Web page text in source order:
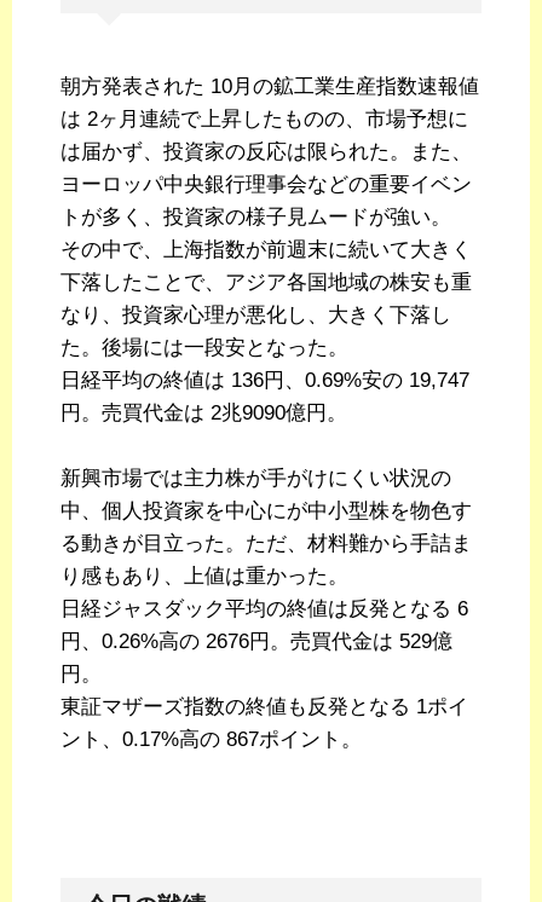
朝方発表された 10月の鉱工業生産指数速報値
は 2ヶ月連続で上昇したものの、市場予想に
は届かず、投資家の反応は限られた。また、
ヨーロッパ中央銀行理事会などの重要イベン
トが多く、投資家の様子見ムードが強い。
その中で、上海指数が前週末に続いて大きく
下落したことで、アジア各国地域の株安も重
なり、投資家心理が悪化し、大きく下落し
た。後場には一段安となった。
日経平均の終値は 136円、0.69%安の 19,747
円。売買代金は 2兆9090億円。
新興市場では主力株が手がけにくい状況の
中、個人投資家を中心にが中小型株を物色す
る動きが目立った。ただ、材料難から手詰ま
り感もあり、上値は重かった。
日経ジャスダック平均の終値は反発となる 6
円、0.26%高の 2676円。売買代金は 529億
円。
東証マザーズ指数の終値も反発となる 1ポイ
ント、0.17%高の 867ポイント。